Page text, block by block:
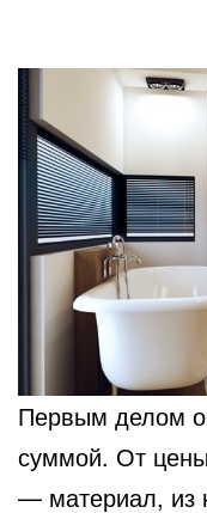
Первым делом
суммой. От
— материал, из